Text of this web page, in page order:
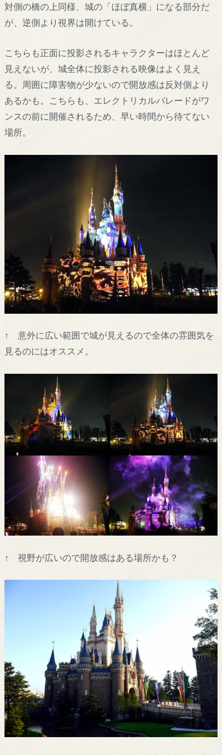
対側の橋の上同様、城の「ほぼ真横」になる部分だ
が、逆側より視界は開けている。
こちらも正面に投影されるキャラクターはほとんど
見えないが、城全体に投影される映像はよく見え
る。周囲に障害物が少ないので開放感は反対側より
あるかも。こちらも、エレクトリカルパレードがワ
ンスの前に開催されるため、早い時間から待てない
場所。
↑ 意外に広い範囲で城が見えるので全体の雰囲気を
見るのにはオススメ。
↑ 視野が広いので開放感はある場所かも？